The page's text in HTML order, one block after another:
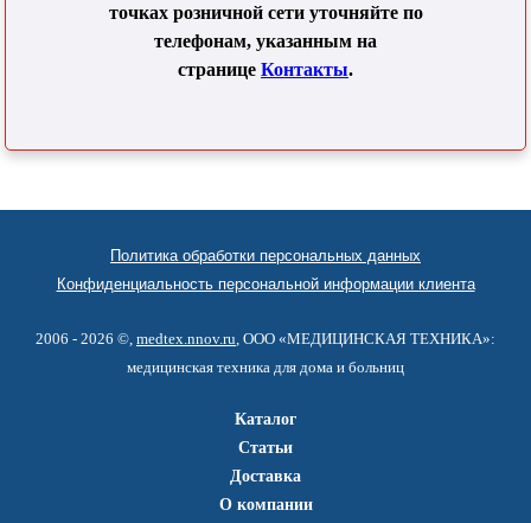
точках розничной сети уточняйте по
телефонам, указанным на
странице Контакты.
Политика обработки персональных данных
Конфиденциальность персональной информации клиента
2006 - 2026 ©, medtex.nnov.ru , ООО «МЕДИЦИНСКАЯ ТЕХНИКА»:
медицинская техника для дома и больниц
Каталог
Статьи
Доставка
О компании